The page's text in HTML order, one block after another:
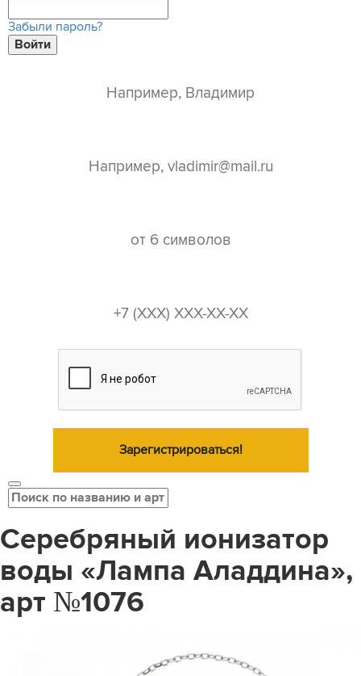
Забыли пароль?
Войти
Зарегистрироваться!
Серебряный ионизатор
воды «Лампа Аладдина»,
арт №1076